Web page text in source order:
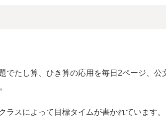
でたし算、ひき算の応用を毎日2ページ、公
ラスによって目標タイムが書かれています。